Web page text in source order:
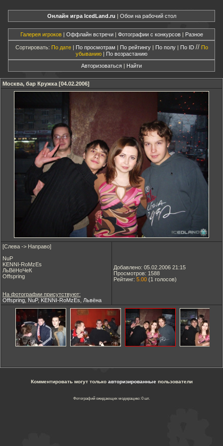
Онлайн игра IcedLand.ru | Обои на рабочий стол
Галерея игроков| Оффлайн встречи| Фотографии с конкурсов| Разное
Сортировать: По дате| По просмотрам | По рейтингу| По полу| По ID // По
убыванию | По возрастанию
Авторизоваться | Найти
Москва, бар Кружка [04.02.2006]
[Слева -> Направо]
NuP
KENNI-RoMzEs
ЛьВёНоЧеК
Offspring
На фотографии присутствуют:
Offspring NuP, KENNI-RoMzEs Львёна
Добавлено: 05.02.2006 21:15
Просмотров: 1588
Рейтинг: 5.00 (1 голосов)
Комментировать могут только авторизированныепользователи
Фотографий ожидающих модерацию: 0 шт.